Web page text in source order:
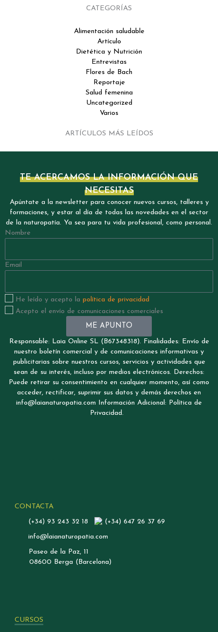
k
s
r
a
m
CATEGORÍAS
Alimentación saludable
Artículo
Dietética y Nutrición
Entrevistas
Flores de Bach
Reportaje
Salud femenina
Uncategorized
Varios
ARTÍCULOS MÁS LEÍDOS
TE ACERCAMOS LA INFORMACIÓN QUE
NECESITAS
Apúntate a la newsletter para conocer nuevos cursos, talleres y
formaciones, y estar al día de todas las novedades en el sector
de la naturopatía. Ya sea para tu vida profesional, como personal.
Nombre
Email
He leído y acepto la política de privacidad
Acepto el envío de comunicaciones comerciales
ME APUNTO
Responsable: Laia Online SL (B67348318). Finalidades: Envío de
nuestro boletín comercial y de comunicaciones informativas y
publicitarias sobre nuestros cursos, servicios y actividades que
sean de su interés, incluso por medios electrónicos. Derechos:
Puede retirar su consentimiento en cualquier momento, así como
acceder, rectificar, suprimir sus datos y demás derechos en
info@laianaturopatia.com Información Adicional: Política de
Privacidad.
CONTACTA
(+34) 93 243 32 18 (+34) 647 26 37 69
info@laianaturopatia.com
Paseo de la Paz, 11
08600 Berga (Barcelona)
CURSOS